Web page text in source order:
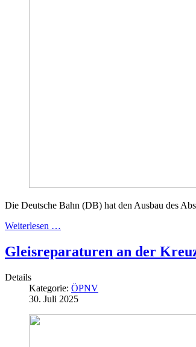
Die Deutsche Bahn (DB) hat den Ausbau des
Weiterlesen …
Gleisreparaturen an der
Details
Kategorie: ÖPNV
30. Juli 2025